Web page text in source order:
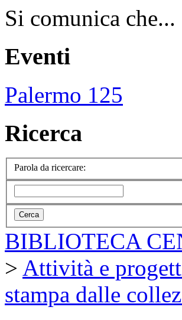
Si comunica che...
Eventi
Palermo 125
Ricerca
Parola da ricercare:
BIBLIOTECA
> Attività e
stampa dalle